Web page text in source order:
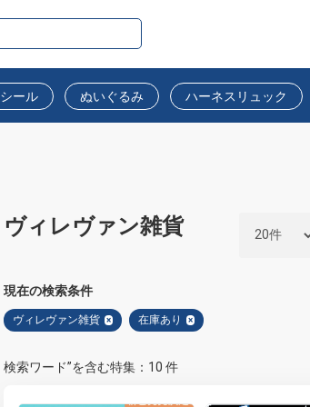
シール ぬいぐるみ ハーネスリュック
ヴィレヴァン雑貨
現在の検索条件
ヴィレヴァン雑貨 × 在庫あり ×
検索ワード”を含む特集：10 件